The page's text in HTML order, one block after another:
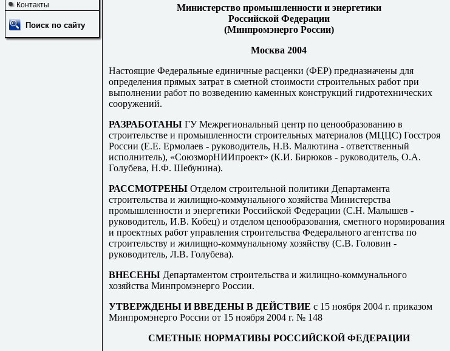
Контакты
Поиск по сайту
Министерство промышленности и энергетики
Российской Федерации
(Минпромэнерго России)
Москва 2004
Настоящие Федеральные единичные расценки (ФЕР) предназначены для
определения прямых затрат в сметной стоимости строительных работ при
выполнении работ по возведению каменных конструкций гидротехнических
сооружений.
РАЗРАБОТАНЫ ГУ Межрегиональный центр по ценообразованию в
строительстве и промышленности строительных материалов (МЦЦС) Госстроя
России (Е.Е. Ермолаев - руководитель, Н.В. Малютина - ответственный
исполнитель), «СоюзморНИИпроект» (К.И. Бирюков - руководитель, О.А.
Голубева, Н.Ф. Шебунина).
РАССМОТРЕНЫ Отделом строительной политики Департамента
строительства и жилищно-коммунального хозяйства Министерства
промышленности и энергетики Российской Федерации (С.Н. Малышев -
руководитель, И.В. Кобец) и отделом ценообразования, сметного нормирования
и проектных работ управления строительства Федерального агентства по
строительству и жилищно-коммунальному хозяйству (С.В. Головин -
руководитель, Л.В. Голубева).
ВНЕСЕНЫ Департаментом строительства и жилищно-коммунального
хозяйства Минпромэнерго России.
УТВЕРЖДЕНЫ И ВВЕДЕНЫ В ДЕЙСТВИЕ с 15 ноября 2004 г. приказом
Минпромэнерго России от 15 ноября 2004 г. № 148
СМЕТНЫЕ НОРМАТИВЫ РОССИЙСКОЙ ФЕДЕРАЦИИ